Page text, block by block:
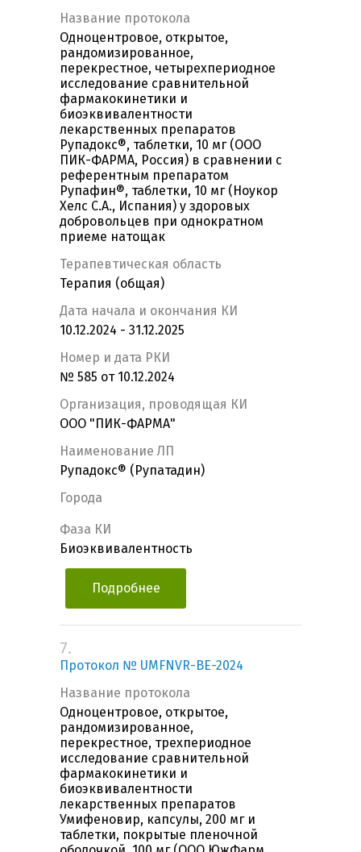
Название протокола
Одноцентровое, открытое,
рандомизированное,
перекрестное, четырехпериодное
исследование сравнительной
фармакокинетики и
биоэквивалентности
лекарственных препаратов
Рупадокс®, таблетки, 10 мг (ООО
ПИК-ФАРМА, Россия) в сравнении с
референтным препаратом
Рупафин®, таблетки, 10 мг (Ноукор
Хелс С.А., Испания) у здоровых
добровольцев при однократном
приеме натощак
Терапевтическая область
Терапия (общая)
Дата начала и окончания КИ
10.12.2024 - 31.12.2025
Номер и дата РКИ
№ 585 от 10.12.2024
Организация, проводящая КИ
ООО "ПИК-ФАРМА"
Наименование ЛП
Рупадокс® (Рупатадин)
Города
Фаза КИ
Биоэквивалентность
Подробнее
7.
Протокол № UMFNVR-BE-2024
Название протокола
Одноцентровое, открытое,
рандомизированное,
перекрестное, трехпериодное
исследование сравнительной
фармакокинетики и
биоэквивалентности
лекарственных препаратов
Умифеновир, капсулы, 200 мг и
таблетки, покрытые пленочной